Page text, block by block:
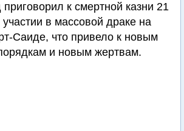
приговорил к смертной казни 21
в массовой драке на
Саиде, что привело к новым
и новым жертвам.